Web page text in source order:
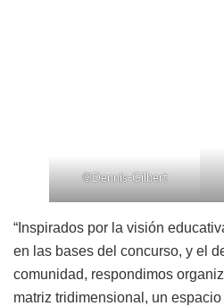
©Dennis-Gilbert
“Inspirados por la visión
en las bases del concurso, y el
comunidad, respondimos
matriz tridimensional, un